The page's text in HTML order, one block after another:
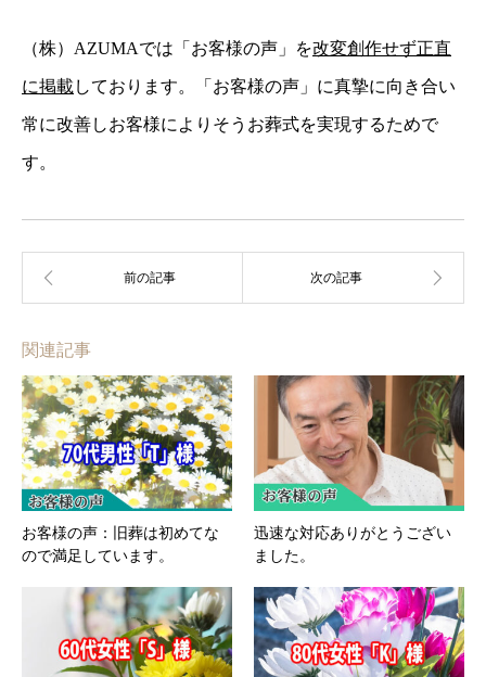
（株）AZUMAでは「お客様の声」を改変創作せず正直
に掲載しております。「お客様の声」に真摯に向き合い
常に改善しお客様によりそうお葬式を実現するためで
す。
関連記事
お客様の声：旧葬は初めてな
ので満足しています。
迅速な対応ありがとうござい
ました。